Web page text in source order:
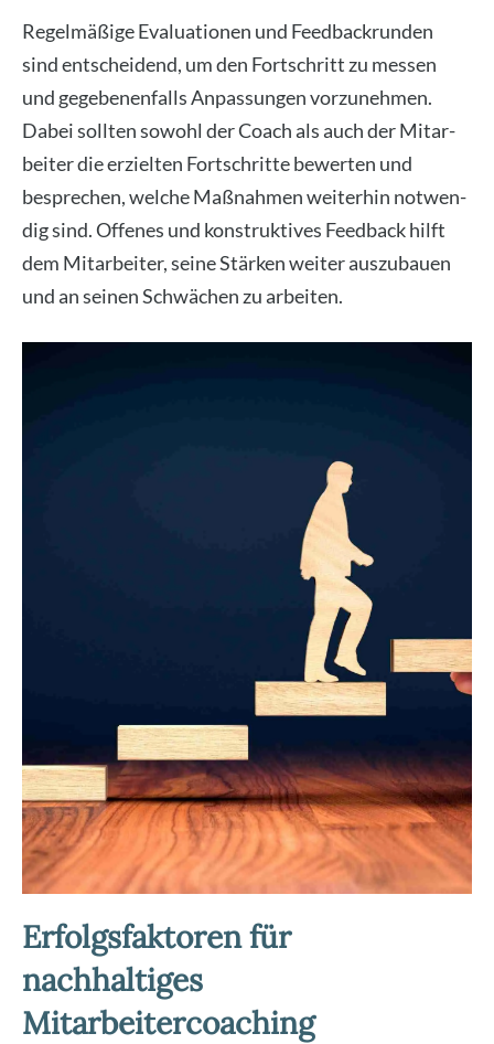
Regel­mä­ßi­ge Eva­lua­tio­nen und Feed­back­run­den
sind ent­schei­dend, um den Fort­schritt zu mes­sen
und gege­be­nen­falls Anpas­sun­gen vor­zu­neh­men.
Dabei soll­ten sowohl der Coach als auch der Mit­ar­
bei­ter die erziel­ten Fort­schrit­te bewer­ten und
bespre­chen, wel­che Maß­nah­men wei­ter­hin not­wen­
dig sind. Offe­nes und kon­struk­ti­ves Feed­back hilft
dem Mit­ar­bei­ter, sei­ne Stär­ken wei­ter aus­zu­bau­en
und an sei­nen Schwä­chen zu arbei­ten.
Erfolgsfaktoren für
nachhaltiges
Mitarbeitercoaching